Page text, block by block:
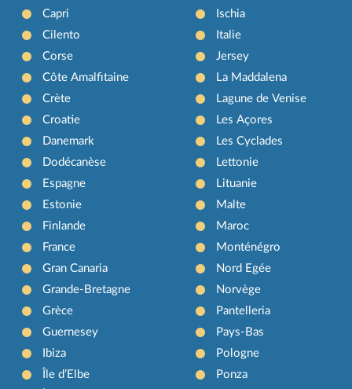
Capri
Cilento
Corse
Côte Amalfitaine
Crète
Croatie
Danemark
Dodécanèse
Espagne
Estonie
Finlande
France
Gran Canaria
Grande-Bretagne
Grèce
Guernesey
Ibiza
Île d’Elbe
Ischia
Italie
Jersey
La Maddalena
Lagune de Venise
Les Açores
Les Cyclades
Lettonie
Lituanie
Malte
Maroc
Monténégro
Nord Egée
Norvège
Pantelleria
Pays-Bas
Pologne
Ponza